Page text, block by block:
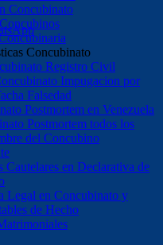
Concubinato
Concubinato
Registro Civil
Impugacion por
Falsedad
Postmortem en Venezuela
Postmortem todos los
del Concubino
Cautelares en Declarativa de
Legal en Concubinato y
de Hecho